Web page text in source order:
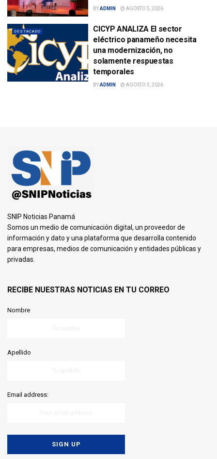
BYADMIN AGOSTO 5, 2026
DESTACADO
CICYP ANALIZA El sector
eléctrico panameño necesita
una modernización, no
solamente respuestas
temporales
BYADMIN AGOSTO 5, 2026
SNIP Noticias Panamá
Somos un medio de comunicación digital, un proveedor de
información y dato y una plataforma que desarrolla contenido
para empresas, medios de comunicación y entidades públicas y
privadas.
RECIBE NUESTRAS NOTICIAS EN TU CORREO
Nombre
Apellido
Email address: